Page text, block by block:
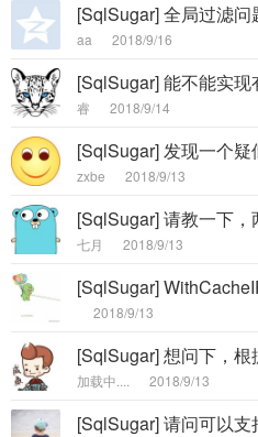
[SqlSugar] 全局过滤问
aa 2018/9/16
睿 2018/9/14
zxbe 2018/9/13
七月 2018/9/13
[SqlSugar]
2018/9/13
加载中.... 2018/9/13
[SqlSugar] 请问可以